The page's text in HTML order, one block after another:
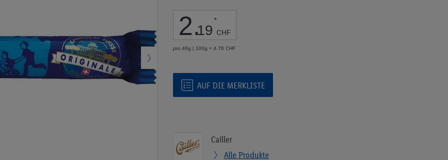
2.19
*
CHF
pro 46g | 100g = 4.76 CHF
AUF DIE MERKLISTE
Cailler
Alle Produkte